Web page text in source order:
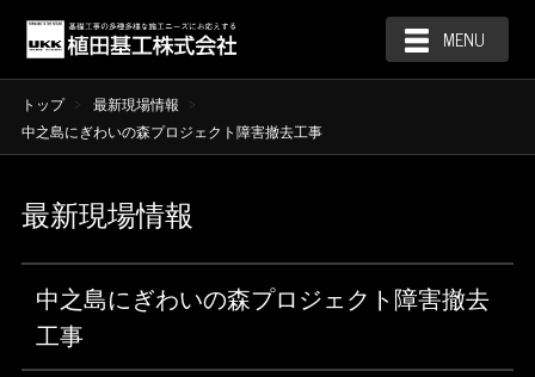
MENU
トップ
最新現場情報
中之島にぎわいの森プロジェクト障害撤去工事
最新現場情報
中之島にぎわいの森プロジェクト障害撤去
工事